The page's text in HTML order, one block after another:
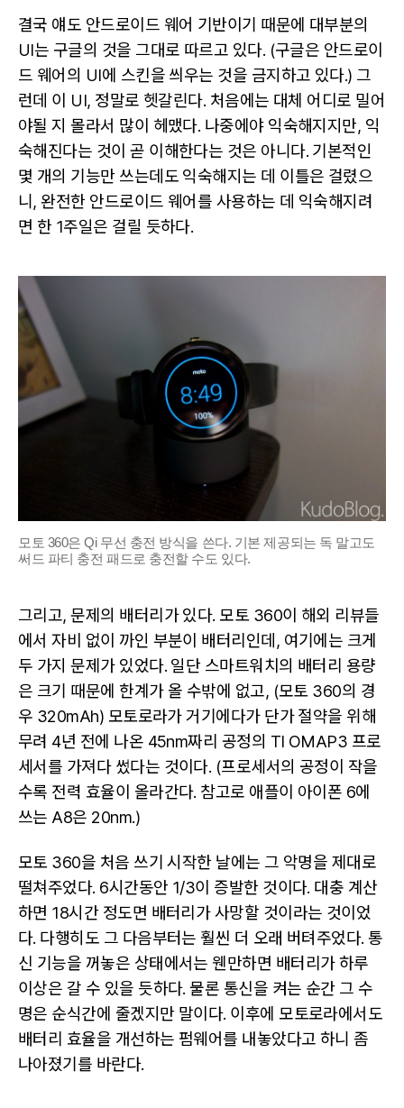
결국 얘도 안드로이드 웨어 기반이기 때문에 대부분의
UI는 구글의 것을 그대로 따르고 있다. (구글은 안드로이
드 웨어의 UI에 스킨을 씌우는 것을 금지하고 있다.) 그
런데 이 UI, 정말로 헷갈린다. 처음에는 대체 어디로 밀어
야될 지 몰라서 많이 헤맸다. 나중에야 익숙해지지만, 익
숙해진다는 것이 곧 이해한다는 것은 아니다. 기본적인
몇 개의 기능만 쓰는데도 익숙해지는 데 이틀은 걸렸으
니, 완전한 안드로이드 웨어를 사용하는 데 익숙해지려
면 한 1주일은 걸릴 듯하다.
모토 360은 Qi 무선 충전 방식을 쓴다. 기본 제공되는 독 말고도
써드 파티 충전 패드로 충전할 수도 있다.
그리고, 문제의 배터리가 있다. 모토 360이 해외 리뷰들
에서 자비 없이 까인 부분이 배터리인데, 여기에는 크게
두 가지 문제가 있었다. 일단 스마트워치의 배터리 용량
은 크기 때문에 한계가 올 수밖에 없고, (모토 360의 경
우 320mAh) 모토로라가 거기에다가 단가 절약을 위해
무려 4년 전에 나온 45nm짜리 공정의 TI OMAP3 프로
세서를 가져다 썼다는 것이다. (프로세서의 공정이 작을
수록 전력 효율이 올라간다. 참고로 애플이 아이폰 6에
쓰는 A8은 20nm.)
모토 360을 처음 쓰기 시작한 날에는 그 악명을 제대로
떨쳐주었다. 6시간동안 1/3이 증발한 것이다. 대충 계산
하면 18시간 정도면 배터리가 사망할 것이라는 것이었
다. 다행히도 그 다음부터는 훨씬 더 오래 버텨주었다. 통
신 기능을 꺼놓은 상태에서는 웬만하면 배터리가 하루
이상은 갈 수 있을 듯하다. 물론 통신을 켜는 순간 그 수
명은 순식간에 줄겠지만 말이다. 이후에 모토로라에서도
배터리 효율을 개선하는 펌웨어를 내놓았다고 하니 좀
나아졌기를 바란다.